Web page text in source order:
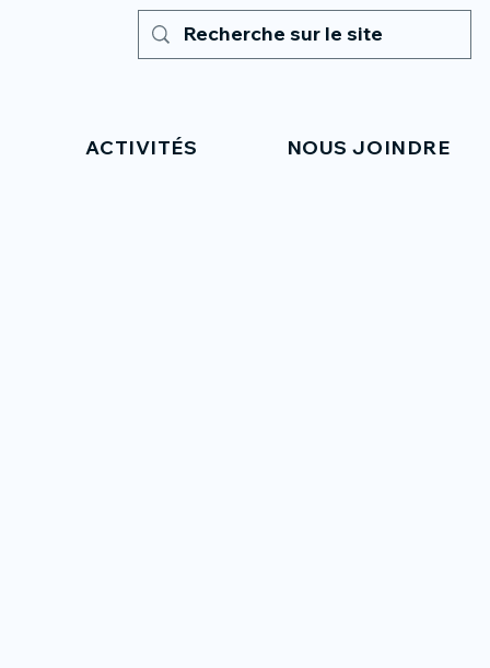
ACTIVITÉS NOUS JOINDRE